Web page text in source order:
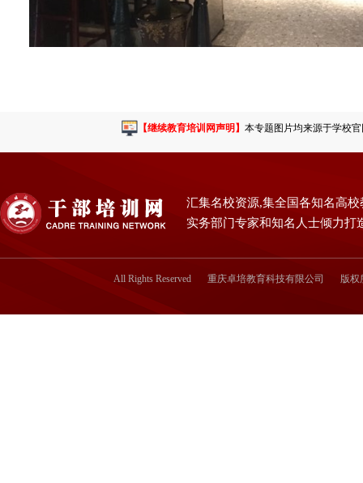
【继续教育培训网声明】 本专题图片均来源于学校
汇集名校资源,集全国各知名高校
实务部门专家和知名人士倾力打
All Rights Reserved 重庆卓培教育科技有限公司 版权